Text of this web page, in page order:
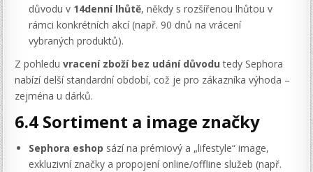
důvodu v 14denní lhůtě, někdy s rozšířenou lhůtou v
rámci konkrétních akcí (např. 90 dnů na vrácení
vybraných produktů).
Z pohleduvracení zboží bez udání důvodu tedy Sephora
nabízí delší standardní období, což je pro zákazníka výhoda –
zejména u dárků.
6.4 Sortiment a image značky
Sephora eshop sází na prémiový a „lifestyle“ image,
exkluzivní značky a propojení online/offline služeb (např.